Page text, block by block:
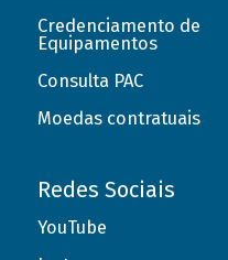
Credenciamento de
Equipamentos
Consulta PAC
Moedas contratuais
Redes Sociais
YouTube